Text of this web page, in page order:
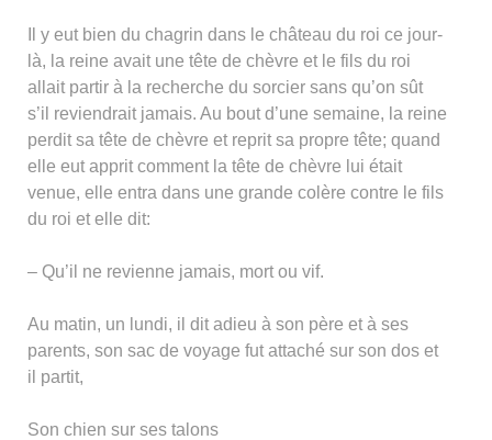
Il y eut bien du chagrin dans le château du roi ce jour-
là, la reine avait une tête de chèvre et le fils du roi
allait partir à la recherche du sorcier sans qu’on sût
s’il reviendrait jamais. Au bout d’une semaine, la reine
perdit sa tête de chèvre et reprit sa propre tête; quand
elle eut apprit comment la tête de chèvre lui était
venue, elle entra dans une grande colère contre le fils
du roi et elle dit:
– Qu’il ne revienne jamais, mort ou vif.
Au matin, un lundi, il dit adieu à son père et à ses
parents, son sac de voyage fut attaché sur son dos et
il partit,
Son chien sur ses talons